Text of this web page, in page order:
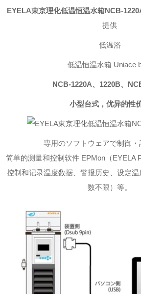
EYELA東京理化低温恒温水箱NCB-
提供
低温浴
低温恒温水箱 Uniace
NCB-1220A、1220B、
小型台式，优异的性
専用のソフトウェアで制御
简单的测量和控制软件 EPMon（EYELA
控制和记录温度数据、警报历史、设定
数不限）等。